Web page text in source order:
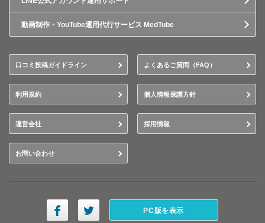
動画制作・YouTube運用代行サービス MedTube
口コミ投稿ガイドライン よくあるご質問（FAQ）
利用規約 個人情報保護方針
運営会社 採用情報
お問い合わせ
PC版を表示